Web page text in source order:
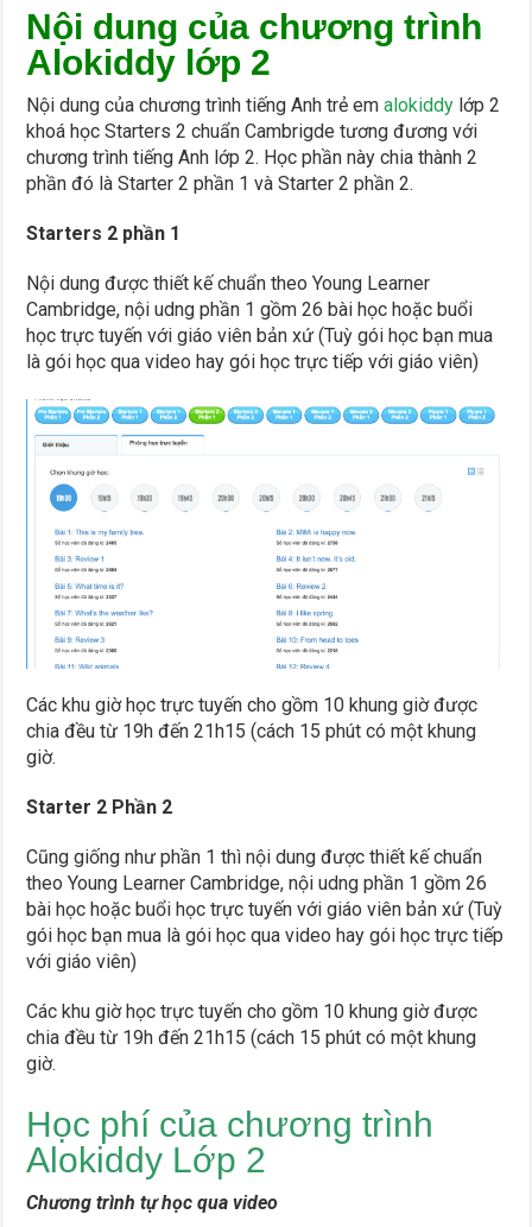
Nội dung của chương trình
Alokiddy lớp 2
Nội dung của chương trình tiếng Anh trẻ emalokiddy lớp 2
khoá học Starters 2 chuẩn Cambrigde tương đương với
chương trình tiếng Anh lớp 2. Học phần này chia thành 2
phần đó là Starter 2 phần 1 và Starter 2 phần 2.
Starters 2 phần 1
Nội dung được thiết kế chuẩn theo Young Learner
Cambridge, nội udng phần 1 gồm 26 bài học hoặc buổi
học trực tuyến với giáo viên bản xứ (Tuỳ gói học bạn mua
là gói học qua video hay gói học trực tiếp với giáo viên)
Các khu giờ học trực tuyến cho gồm 10 khung giờ được
chia đều từ 19h đến 21h15 (cách 15 phút có một khung
giờ.
Starter 2 Phần 2
Cũng giống như phần 1 thì nội dung được thiết kế chuẩn
theo Young Learner Cambridge, nội udng phần 1 gồm 26
bài học hoặc buổi học trực tuyến với giáo viên bản xứ (Tuỳ
gói học bạn mua là gói học qua video hay gói học trực tiếp
với giáo viên)
Các khu giờ học trực tuyến cho gồm 10 khung giờ được
chia đều từ 19h đến 21h15 (cách 15 phút có một khung
giờ.
Học phí của chương trình
Alokiddy Lớp 2
Chương trình tự học qua video